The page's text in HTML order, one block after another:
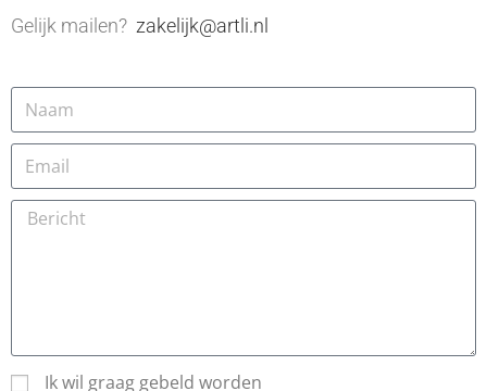
Gelijk mailen? zakelijk@artli.nl
Ik wil graag gebeld worden